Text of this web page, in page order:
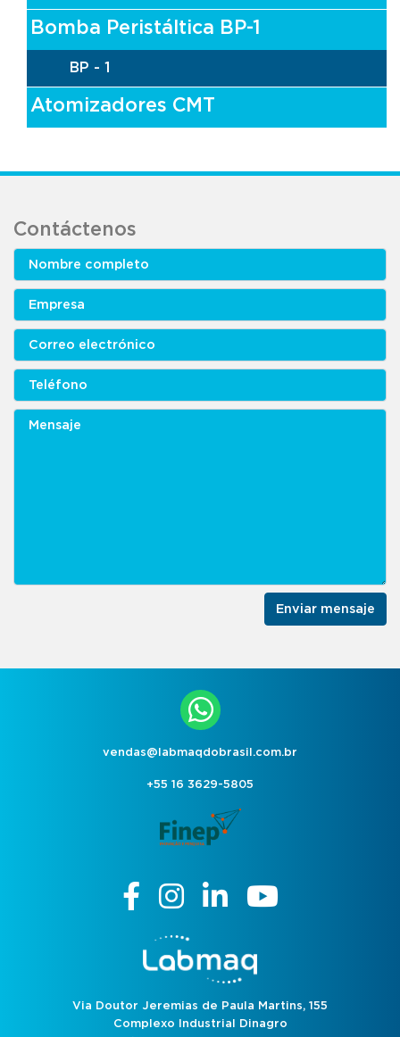
Bomba Peristáltica BP-1
BP - 1
Atomizadores CMT
Contáctenos
Enviar mensaje
vendas@labmaqdobrasil.com.br
+55 16 3629-5805
Via Doutor Jeremias de Paula Martins, 155
Complexo Industrial Dinagro